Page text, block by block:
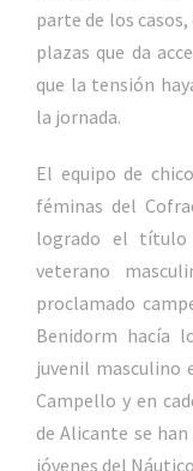
parte de los
plazas que da
que la tensión
la jornada.
El equipo de
féminas del
logrado el
veterano
proclamado
Benidorm hacía
juvenil masculino
Campello y en
de Alicante se
jóvenes del